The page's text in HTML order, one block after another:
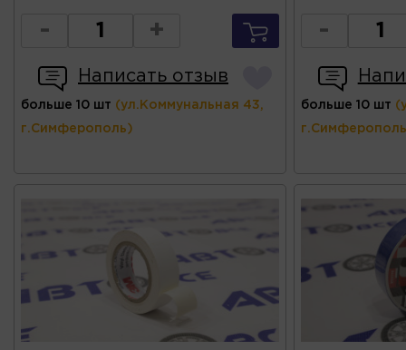
- +
Написать отзыв
больше 10 шт (ул.Коммунальная 43,
г.Симферополь)
-
больше 10 шт